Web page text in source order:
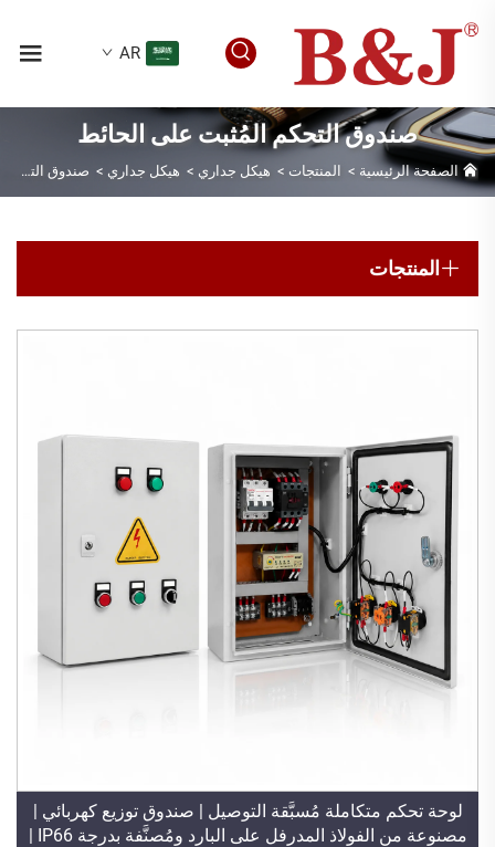
AR
صندوق التحكم المُثبت على الحائط
الصفحة الرئيسية > المنتجات > هيكل جداري > هيكل جداري > صندوق التحكم المُثبت على الحائط
المنتجات
لوحة تحكم متكاملة مُسبَّقة التوصيل | صندوق توزيع كهربائي |
مصنوعة من الفولاذ المدرفل على البارد ومُصنَّفة بدرجة IP66 |